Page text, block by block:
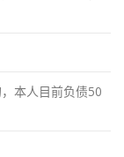
本人目前负债50